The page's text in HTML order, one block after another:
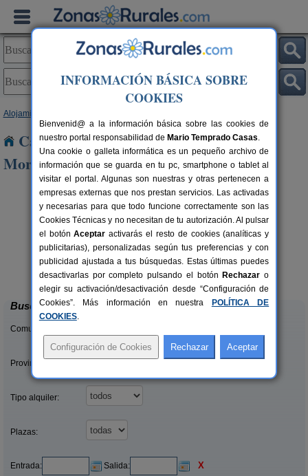
Alojamientos
Casas Rurales cerca de Castellanos de
Moriscos
6-12+4 pers.
desde16 €
Casa Rural Doña Manuela
Valdemierque (Salamanca)
Buscar
Comunidades:
Provincias/Islas:
Tipo alquiler:
Plazas:
Entrada: Salida: X
INFORMACIÓN BÁSICA SOBRE
COOKIES
Bienvenid@ a la información básica sobre las cookies de
nuestro portal responsabilidad de Mario Temprado Casas.
Una cookie o galleta informática es un pequeño archivo de
información que se guarda en tu pc, smartphone o tablet al
visitar el portal. Algunas son nuestras y otras pertenecen a
empresas externas que nos prestan servicios. Las activadas
y necesarias para que todo funcione correctamente son las
Cookies Técnicas y no necesitan de tu autorización. Al pulsar
el botónAceptar activarás el resto de cookies (analíticas y
publicitarias), personalizadas según tus preferencias y con
publicidad ajustada a tus búsquedas. Estas últimas puedes
desactivarlas por completo pulsando el botón Rechazar o
elegir su activación/desactivación desde “Configuración de
Cookies”. Más información en nuestra
POLÍTICA DE
COOKIES.